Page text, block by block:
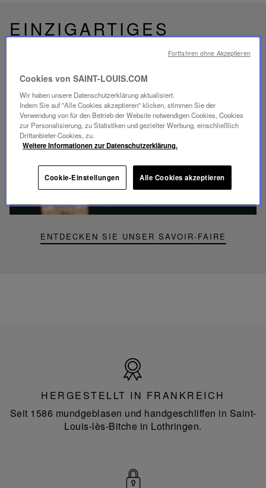
EINZIGARTIGES
SAVOIR-FAIRE
FOLIA BELEUCHTUNG
ENTDECKEN SIE UNSER SAVOIR-FAIRE
Video
abspielen
YouTube-
Video,
Lampe
Frankreich
HERGESTELLT IN FRANKREICH
Seit 1586 mundgeblasen und handgeschliffen in Saint-
Louis-lès-Bitche in Lothringen.
Cookies von SAINT-LOUIS.COM
Wir haben unsere Datenschutzerklärung aktualisiert.
Indem Sie auf "Alle Cookies akzeptieren" klicken, stimmen Sie der
Verwendung von für den Betrieb der Website notwendigen Cookies, Cookies
zur Personalisierung, zu Statistiken und gezielter Werbung, einschließlich
Drittanbieter-Cookies, zu.
Weitere Informationen zur Datenschutzerklärung.
Cookie-Einstellungen Alle Cookies akzeptieren
Fortfahren ohne Akzeptieren